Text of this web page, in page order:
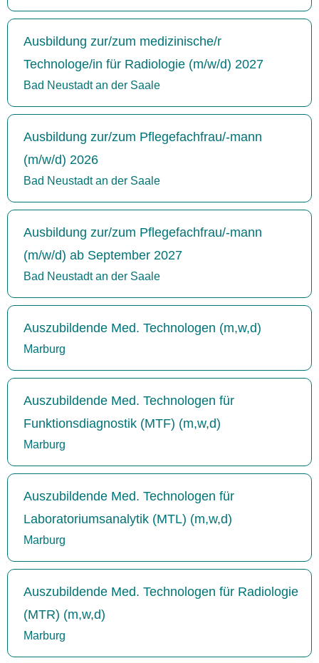
Ausbildung zur/zum medizinische/r
Technologe/in für Radiologie (m/w/d) 2027
Bad Neustadt an der Saale
Ausbildung zur/zum Pflegefachfrau/-mann
(m/w/d) 2026
Bad Neustadt an der Saale
Ausbildung zur/zum Pflegefachfrau/-mann
(m/w/d) ab September 2027
Bad Neustadt an der Saale
Auszubildende Med. Technologen (m,w,d)
Marburg
Auszubildende Med. Technologen für
Funktionsdiagnostik (MTF) (m,w,d)
Marburg
Auszubildende Med. Technologen für
Laboratoriumsanalytik (MTL) (m,w,d)
Marburg
Auszubildende Med. Technologen für Radiologie
(MTR) (m,w,d)
Marburg